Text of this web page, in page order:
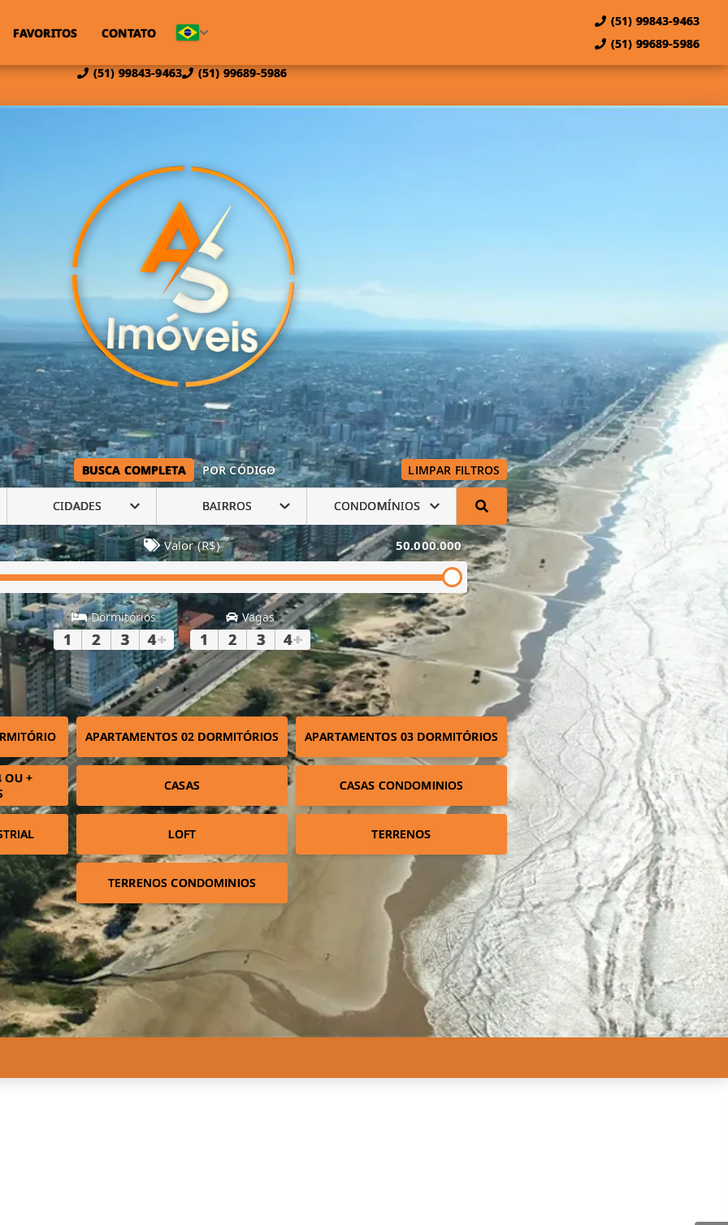
(51) 99843-9463 (51) 99689-5986
FAVORITOS CONTATO
(51) 99843-9463
(51) 99689-5986
BUSCA COMPLETA POR CÓDIGO LIMPAR FILTROS
CIDADES BAIRROS CONDOMÍNIOS
Valor (R$) 50.000.000
Dormitórios
1 2 3 4+
Vagas
1 2 3 4+
APARTAMENTOS 02 DORMITÓRIOS APARTAMENTOS 03 DORMITÓRIOS
OU +
CASAS CASAS CONDOMINIOS
LOFT TERRENOS
TERRENOS CONDOMINIOS